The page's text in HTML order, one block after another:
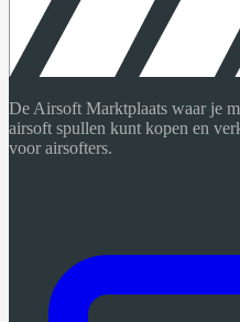
De Airsoft Marktplaats waar je
airsoft spullen kunt kopen en
voor airsofters.